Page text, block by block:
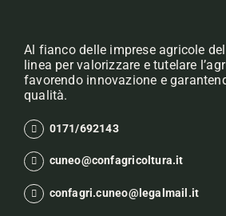
Al fianco delle imprese agricole
linea per valorizzare e tutelare
favorendo innovazione e
qualità.
0171/692143
cuneo@confagricoltura.it
confagri.cuneo@legalmail.it